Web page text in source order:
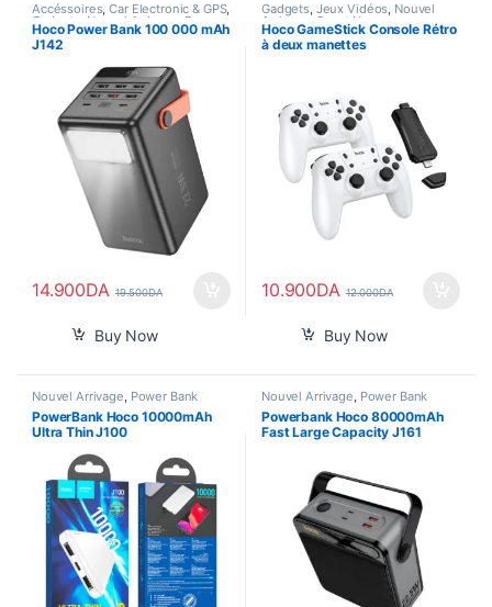
Accéssoires,Car Electronic & GPS,
Gadgets Nouvel Arrivage ,Power
Bank
Hoco Power Bank 100 000 mAh
J142
14.900DA 19.500DA
Buy Now
Gadgets, Jeux Vidéos, Nouvel
Arrivage Smart Home
Hoco GameStick Console Rétro
à deux manettes
10.900DA 12.000DA
Buy Now
Nouvel Arrivage, Power Bank
PowerBank Hoco 10000mAh
Ultra Thin J100
Nouvel Arrivage, Power Bank
Powerbank Hoco 80000mAh
Fast Large Capacity J161